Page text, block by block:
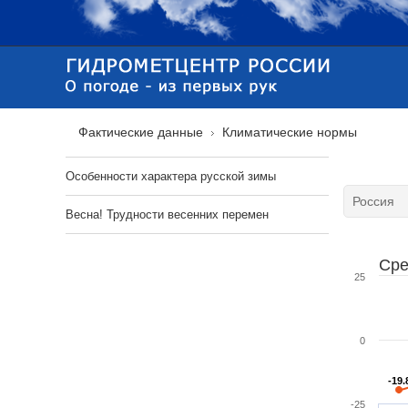
Фактические данные Климатические нормы
--
-25
0
25
Особенности характера русской зимы
Весна! Трудности весенних перемен